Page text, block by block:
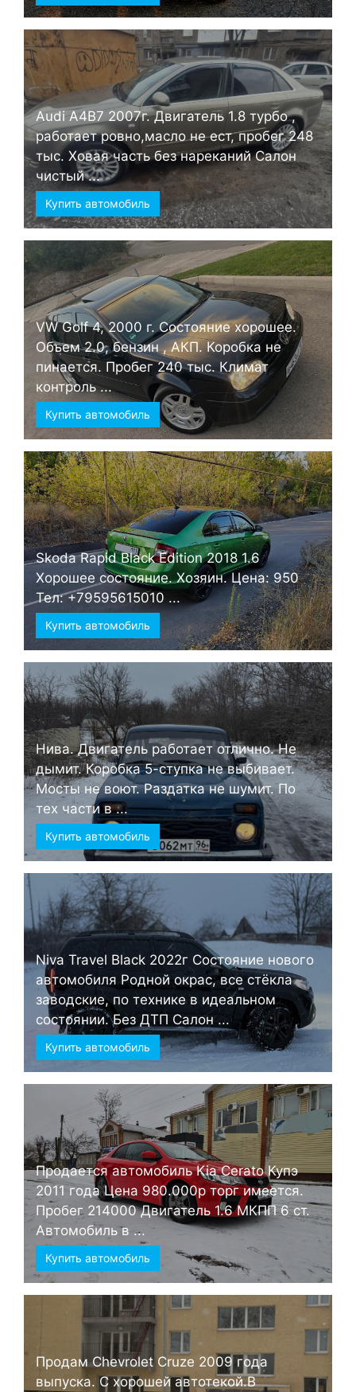
Audi А4B7 2007г. Двигатель 1.8 турбо ,
работает ровно,масло не ест, пробег 248
тыс. Ховая часть без нареканий Салон
чистый ...
Купить автомобиль
VW Golf 4, 2000 г. Состояние хорошее.
Объем 2.0, бензин , АКП. Коробка не
пинается. Пробег 240 тыс. Климат
контроль ...
Купить автомобиль
Skoda Rapid Black Edition 2018 1.6
Хорошее состояние. Хозяин. Цена: 950
Тел: +79595615010 ...
Купить автомобиль
Нива. Двигатель работает отлично. Не
дымит. Коробка 5-ступка не выбивает.
Мосты не воют. Раздатка не шумит. По
тех части в ...
Купить автомобиль
Niva Travel Black 2022г Состояние нового
автомобиля Родной окрас, все стёкла
заводские, по технике в идеальном
состоянии. Без ДТП Салон ...
Купить автомобиль
Продается автомобиль Kia Cerato Купэ
2011 года Цена 980.000р торг имеется.
Пробег 214000 Двигатель 1.6 МКПП 6 ст.
Автомобиль в ...
Купить автомобиль
Продам Chevrolet Cruze 2009 года
выпуска. С хорошей автотекой.В